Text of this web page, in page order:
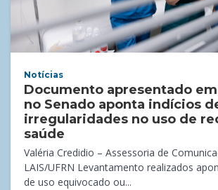
Notícias
Documento apresentado
no Senado aponta indícios
irregularidades no uso de
saúde
Valéria Credidio – Assessoria de
LAIS/UFRN Levantamento realizados
de uso equivocado ou...